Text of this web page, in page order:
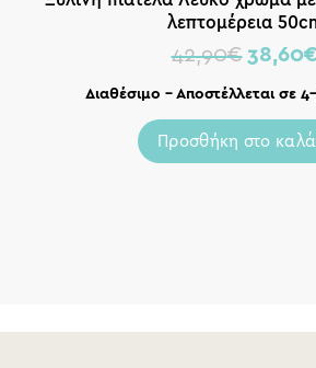
λεπτομέρεια
42,90€ 38,60
Διαθέσιμο – Αποστέλλεται σε
Προσθήκη στο